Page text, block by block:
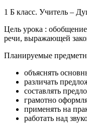
1 Б класс. Учитель –
Цель урока :
речи, выражающей
Планируемые
объяснять
различать
составлять
грамотно
применять на
работать над